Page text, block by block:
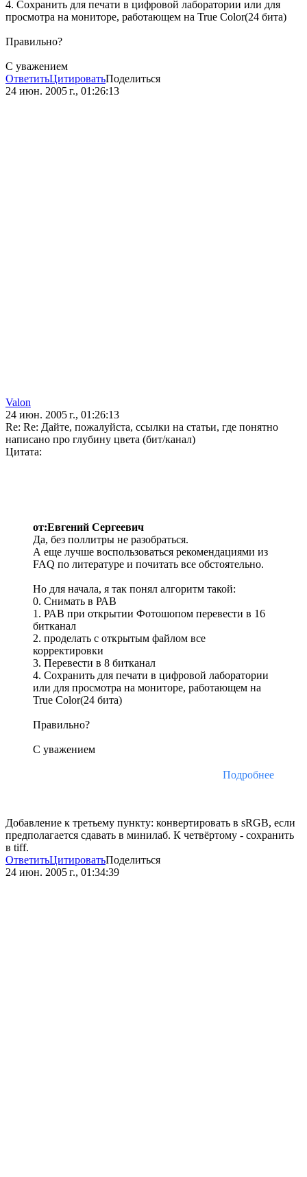
4. Сохранить для печати в цифровой лаборатории или для
просмотра на мониторе, работающем на True Color(24 бита)
Правильно?
С уважением
ОтветитьЦитироватьПоделиться
24 июн. 2005 г., 01:26:13
Valon
24 июн. 2005 г., 01:26:13
Re: Re: Дайте, пожалуйста, ссылки на статьи, где понятно
написано про глубину цвета (бит/канал)
Цитата:
от:Евгений Сергеевич
Да, без поллитры не разобраться.
А еще лучше воспользоваться рекомендациями из
FAQ по литературе и почитать все обстоятельно.
Но для начала, я так понял алгоритм такой:
0. Снимать в РАВ
1. РАВ при открытии Фотошопом перевести в 16
битканал
2. проделать с открытым файлом все
корректировки
3. Перевести в 8 битканал
4. Сохранить для печати в цифровой лаборатории
или для просмотра на мониторе, работающем на
True Color(24 бита)
Правильно?
С уважением
Подробнее
Добавление к третьему пункту: конвертировать в sRGB, если
предполагается сдавать в минилаб. К четвёртому - сохранить
в tiff.
ОтветитьЦитироватьПоделиться
24 июн. 2005 г., 01:34:39